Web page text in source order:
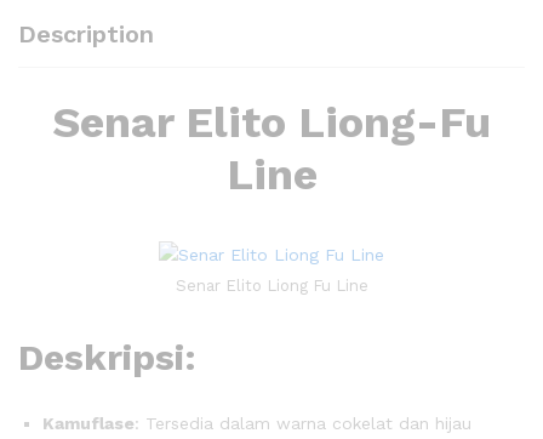
Description
Senar Elito Liong-Fu
Line
Senar Elito Liong Fu Line
Deskripsi:
Kamuflase: Tersedia dalam warna cokelat dan hijau